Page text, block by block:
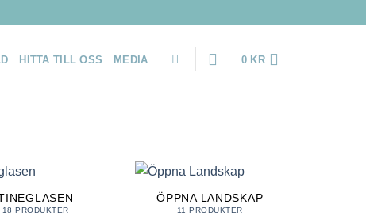
HITTA TILL OSS MEDIA 0 KR
18 PRODUKTER
ÖPPNA LANDSKAP
11 PRODUKTER